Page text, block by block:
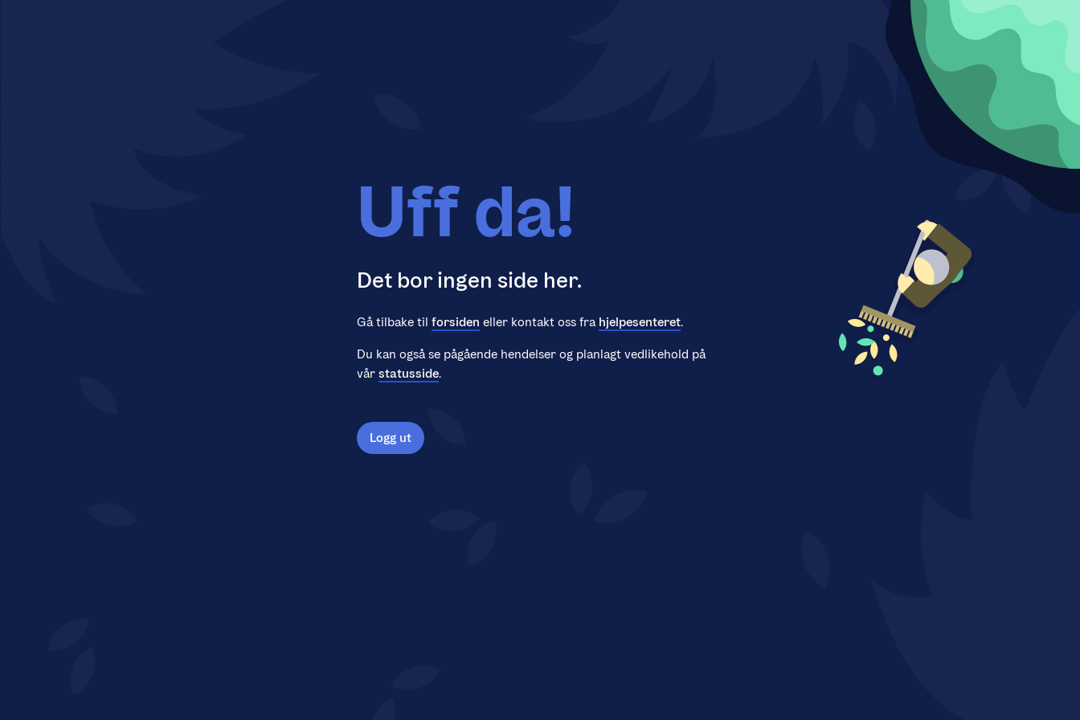
Uff da!
Det bor ingen side her.
Gå tilbake til forsiden eller kontakt oss fra hjelpesenteret.
Du kan også se pågående hendelser og planlagt vedlikehold på
vår statusside.
Logg ut